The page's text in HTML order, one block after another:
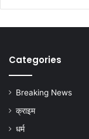
Categories
Breaking News
क्राइम
धर्म